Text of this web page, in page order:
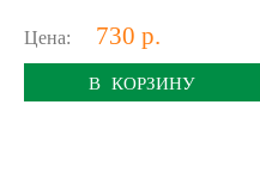
Цена: 730 р.
В КОРЗИНУ